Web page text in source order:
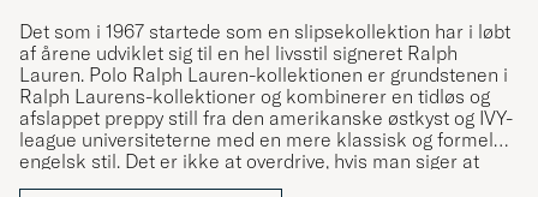
Det som i 1967 startede som en slipsekollektion har i løbt
af årene udviklet sig til en hel livsstil signeret Ralph
Lauren. Polo Ralph Lauren-kollektionen er grundstenen i
Ralph Laurens-kollektioner og kombinerer en tidløs og
afslappet preppy still fra den amerikanske østkyst og IVY-
league universiteterne med en mere klassisk og formel
engelsk stil. Det er ikke at overdrive, hvis man siger at
Ralph Lauren har været med til at definere den